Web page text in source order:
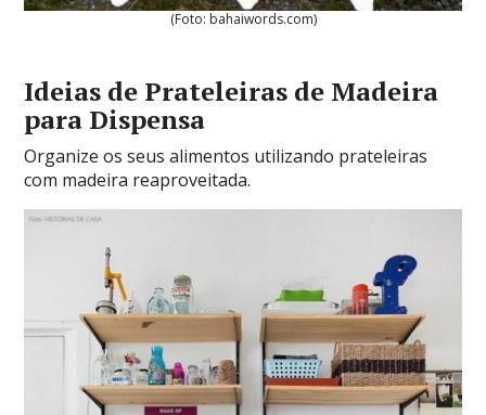
(Foto: bahaiwords.com)
Ideias de Prateleiras de Madeira
para Dispensa
Organize os seus alimentos utilizando prateleiras
com madeira reaproveitada.